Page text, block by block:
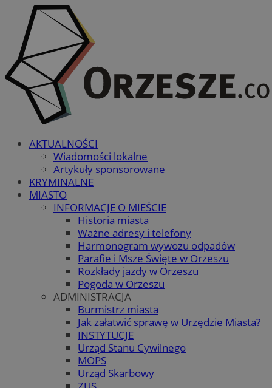
AKTUALNOŚCI
Wiadomości lokalne
Artykuły sponsorowane
KRYMINALNE
MIASTO
INFORMACJE O MIEŚCIE
Historia miasta
Ważne adresy i telefony
Harmonogram wywozu odpadów
Parafie i Msze Święte w Orzeszu
Rozkłady jazdy w Orzeszu
Pogoda w Orzeszu
ADMINISTRACJA
Burmistrz miasta
Jak załatwić sprawę w Urzędzie Miasta?
INSTYTUCJE
Urząd Stanu Cywilnego
MOPS
Urząd Skarbowy